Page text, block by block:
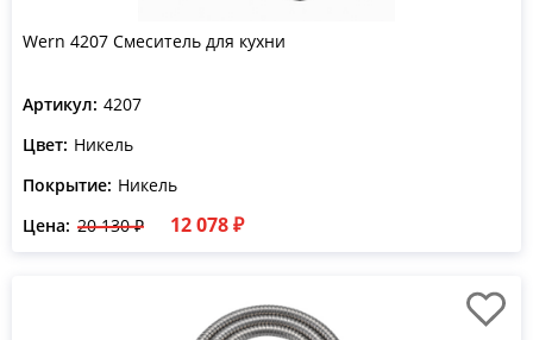
Wern 4207 Смеситель для кухни
Артикул: 4207
Цвет: Никель
Покрытие: Никель
Цена: 20 130 ₽ 12 078 ₽